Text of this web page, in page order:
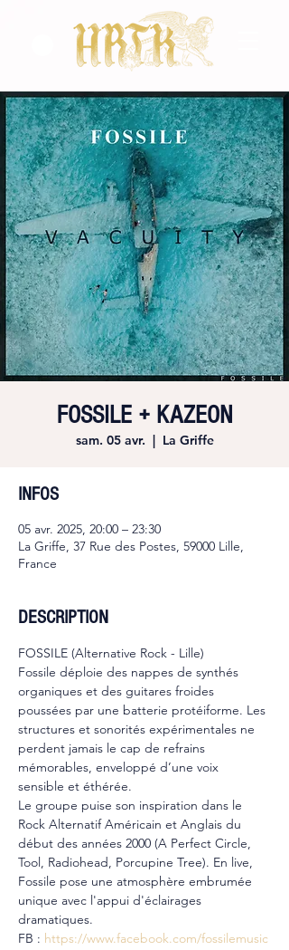
FOSSILE + KAZEON
sam. 05 avr.
  |
La Griffe
INFOS
05 avr. 2025, 20:00 – 23:30
La Griffe, 37 Rue des Postes, 59000 Lille,
France
DESCRIPTION
FOSSILE (Alternative Rock - Lille)
Fossile déploie des nappes de synthés
organiques et des guitares froides
poussées par une batterie protéiforme. Les
structures et sonorités expérimentales ne
perdent jamais le cap de refrains
mémorables, enveloppé d’une voix
sensible et éthérée.
Le groupe puise son inspiration dans le
Rock Alternatif Américain et Anglais du
début des années 2000 (A Perfect Circle,
Tool, Radiohead, Porcupine Tree). En live,
Fossile pose une atmosphère embrumée
unique avec l'appui d'éclairages
dramatiques.
FB : https://www.facebook.com/fossilemusic